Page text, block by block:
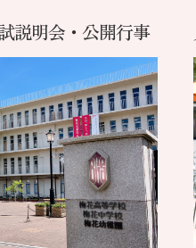
説明会・公開行事